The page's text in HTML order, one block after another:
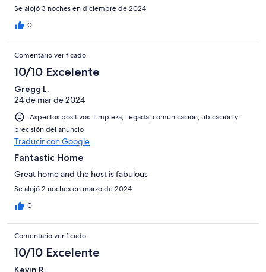
Se alojó 3 noches en diciembre de 2024
0
Comentario verificado
10/10 Excelente
Gregg L.
24 de mar de 2024
Aspectos positivos: Limpieza, llegada, comunicación, ubicación y
precisión del anuncio
Traducir con Google
Fantastic Home
Great home and the host is fabulous
Se alojó 2 noches en marzo de 2024
0
Comentario verificado
10/10 Excelente